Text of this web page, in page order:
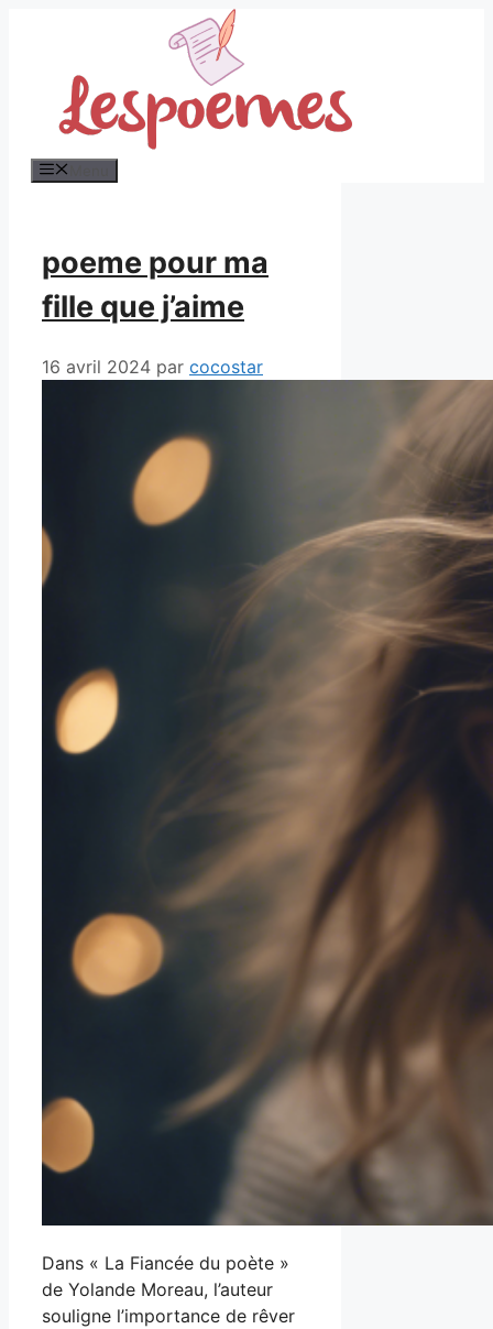
contenu
poeme pour ma
fille que j’aime
16 avril 2024 par cocostar
Dans « La Fiancée du poète »
de Yolande Moreau, l’auteur
souligne l’importance de rêver